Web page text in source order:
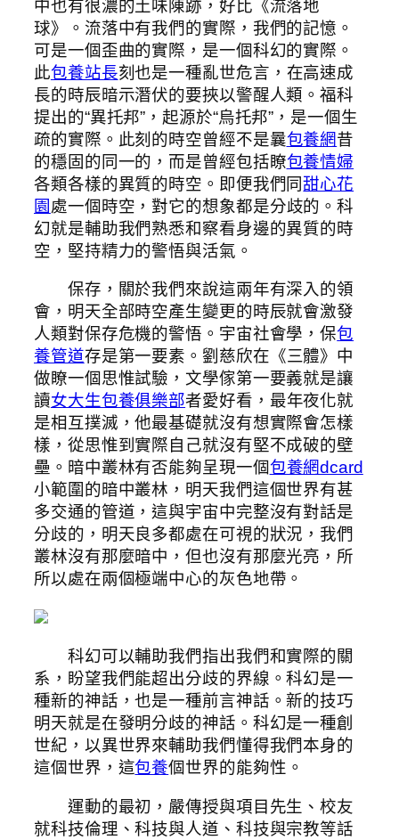
中也有很濃的土味陳跡，好比《流落地
球》。流落中有我們的實際，我們的記憶。
可是一個歪曲的實際，是一個科幻的實際。
此包養站長刻也是一種亂世危言，在高速成
長的時辰暗示潛伏的要挾以警醒人類。福科
提出的“異托邦”，起源於“烏托邦”，是一個生
疏的實際。此刻的時空曾經不是曩包養網昔
的穩固的同一的，而是曾經包括瞭包養情婦
各類各樣的異質的時空。即便我們同甜心花
園處一個時空，對它的想象都是分歧的。科
幻就是輔助我們熟悉和察看身邊的異質的時
空，堅持精力的警悟與活氣。
保存，關於我們來說這兩年有深入的領
會，明天全部時空產生變更的時辰就會激發
人類對保存危機的警悟。宇宙社會學，保包
養管道存是第一要素。劉慈欣在《三體》中
做瞭一個思惟試驗，文學傢第一要義就是讓
讀女大生包養俱樂部者愛好看，最年夜化就
是相互撲滅，他最基礎就沒有想實際會怎樣
樣，從思惟到實際自己就沒有堅不成破的壁
壘。暗中叢林有否能夠呈現一個包養網dcard
小範圍的暗中叢林，明天我們這個世界有甚
多交通的管道，這與宇宙中完整沒有對話是
分歧的，明天良多都處在可視的狀況，我們
叢林沒有那麼暗中，但也沒有那麼光亮，所
所以處在兩個極端中心的灰色地帶。
科幻可以輔助我們指出我們和實際的關
系，盼望我們能超出分歧的界線。科幻是一
種新的神話，也是一種前言神話。新的技巧
明天就是在發明分歧的神話。科幻是一種創
世紀，以異世界來輔助我們懂得我們本身的
這個世界，這包養個世界的能夠性。
運動的最初，嚴傳授與項目先生、校友
就科技倫理、科技與人道、科技與宗教等話